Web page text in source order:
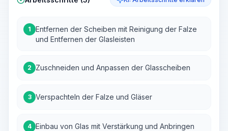
1
Entfernen der Scheiben mit Reinigung der Falze
und Entfernen der Glasleisten
2 Zuschneiden und Anpassen der Glasscheiben
3 Verspachteln der Falze und Gläser
4 Einbau von Glas mit Verstärkung und Anbringen